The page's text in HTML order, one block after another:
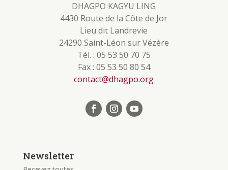
DHAGPO KAGYU LING
4430 Route de la Côte de Jor
Lieu dit Landrevie
24290 Saint-Léon sur Vézère
Tél. : 05 53 50 70 75
Fax : 05 53 50 80 54
contact@dhagpo.org
Newsletter